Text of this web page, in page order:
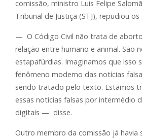
comissão, ministro Luis Felipe
Tribunal de Justiça (STJ), repudiou os
— O Código Civil não trata de
relação entre humano e animal. São
estapafúrdias. Imaginamos que isso
fenômeno moderno das notícias
sendo tratado pelo texto. Estamos
essas noticias falsas por intermédio
digitais — disse.
Outro membro da comissão já havia